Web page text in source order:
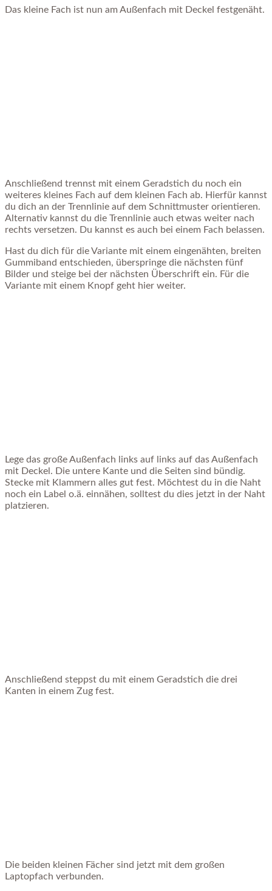
Das kleine Fach ist nun am Außenfach mit Deckel festgenäht.
Anschließend trennst mit einem Geradstich du noch ein
weiteres kleines Fach auf dem kleinen Fach ab. Hierfür kannst
du dich an der Trennlinie auf dem Schnittmuster orientieren.
Alternativ kannst du die Trennlinie auch etwas weiter nach
rechts versetzen. Du kannst es auch bei einem Fach belassen.
Hast du dich für die Variante mit einem eingenähten, breiten
Gummiband entschieden, überspringe die nächsten fünf
Bilder und steige bei der nächsten Überschrift ein. Für die
Variante mit einem Knopf geht hier weiter.
Lege das große Außenfach links auf links auf das Außenfach
mit Deckel. Die untere Kante und die Seiten sind bündig.
Stecke mit Klammern alles gut fest. Möchtest du in die Naht
noch ein Label o.ä. einnähen, solltest du dies jetzt in der Naht
platzieren.
Anschließend steppst du mit einem Geradstich die drei
Kanten in einem Zug fest.
Die beiden kleinen Fächer sind jetzt mit dem großen
Laptopfach verbunden.